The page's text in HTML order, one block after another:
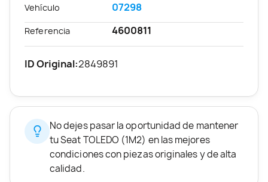
Vehículo 07298
Referencia 4600811
ID Original:2849891
No dejes pasar la oportunidad de mantener
tu Seat TOLEDO (1M2) en las mejores
condiciones con piezas originales y de alta
calidad.